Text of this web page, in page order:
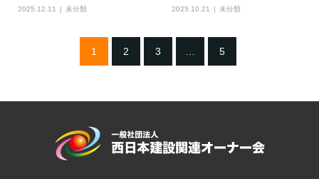
2025.12.11 未分類 2025.10.21 未分類
1 2 3 5